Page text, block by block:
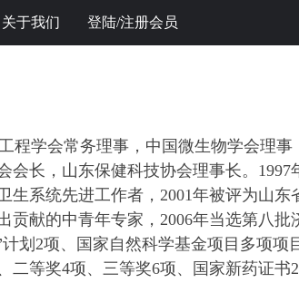
关于我们 登陆/注册会员
程学会常务理事， 中国微生物学会理事
会长， 山东保健科技协会理事长。 1997
生系统先进工作者，2001年被评为山东
献的中青年专家，2006年当选第八批
划2项、国家自然科学基金项目多项项
二等奖4项、三等奖6项、国家新药证书